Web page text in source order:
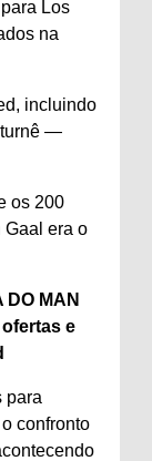
Los
na
incluindo
turnê —
os 200
Gaal era o
DO MAN
e
para
confronto